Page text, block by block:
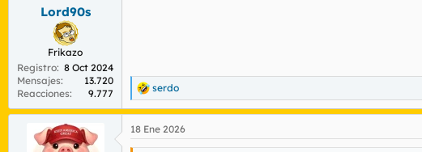
Lord90s
Frikazo
Registro 8 Oct 2024
Mensajes
13.720
Reacciones
9.777
R
e
a
c
c
serdo
18 Ene 2026